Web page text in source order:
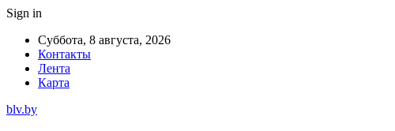
Sign in
Суббота, 8 августа, 2026
Контакты
Лента
Карта
blv.by